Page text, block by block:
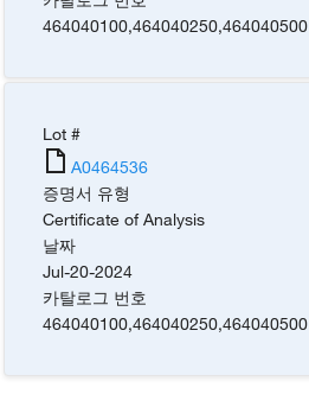
464040100,464040250,464040500
Lot #
A0464536
증명서 유형
Certificate of Analysis
날짜
Jul-20-2024
카탈로그 번호
464040100,464040250,464040500